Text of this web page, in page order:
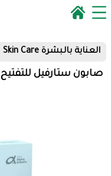
العناية بالبشرة Skin Care
صابون ستارفيل للتفتيح 100جم